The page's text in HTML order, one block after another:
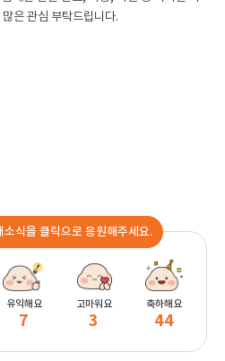
은 관심 부탁드립니다.
식을 클릭으로 응원해주세요.
유익해요
7
고마워요
3
축하해요
44